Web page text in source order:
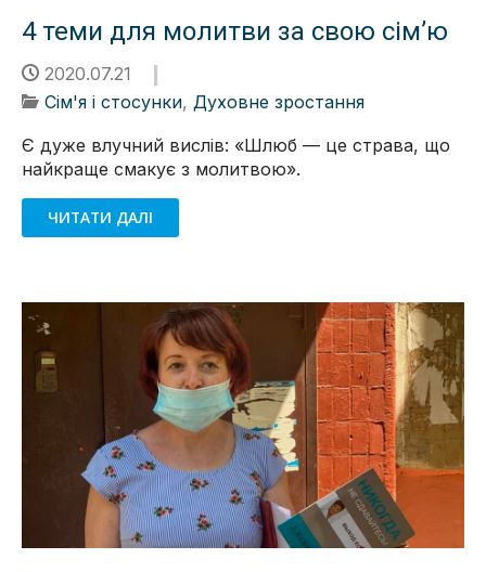
4 теми для молитви за свою сім’ю
2020.07.21
Сім'я і стосунки, Духовне зростання
Є дуже влучний вислів: «Шлюб — це страва, що
найкраще смакує з молитвою».
ЧИТАТИ ДАЛІ